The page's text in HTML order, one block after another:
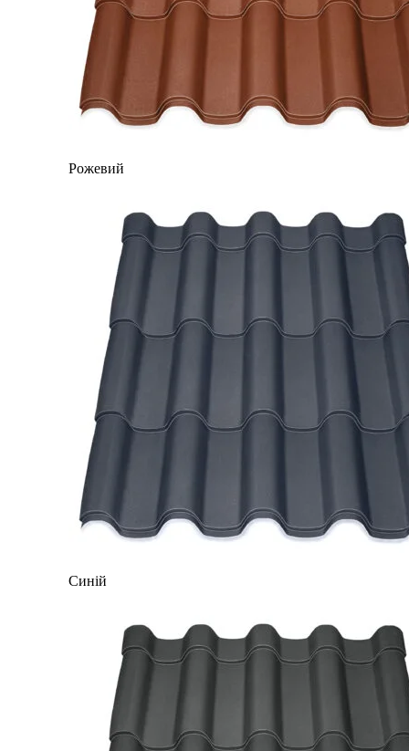
Рожевий
Синій